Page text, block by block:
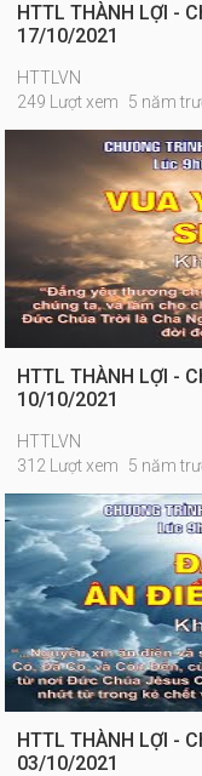
HTTL THÀNH LỢI -
17/10/2021
HTTLVN
249 Lượt xem
5 năm
HTTL THÀNH LỢI -
10/10/2021
HTTLVN
312 Lượt xem
5 năm
HTTL THÀNH LỢI -
03/10/2021